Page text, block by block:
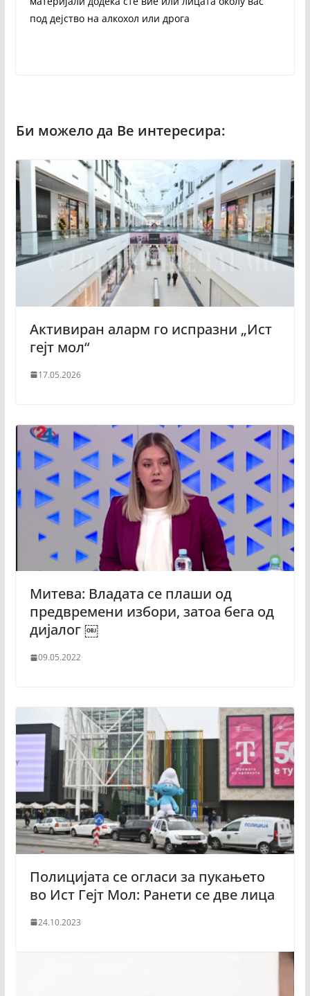
под дејство на алкохол или дрога
Активиран аларм го испразни „Ист
гејт мол“
17.05.2026
Митева: Владата се плаши од
предвремени избори, затоа бега од
дијалог ￼
09.05.2022
Полицијата се огласи за пукањето
во Ист Гејт Мол: Ранети се две лица
24.10.2023